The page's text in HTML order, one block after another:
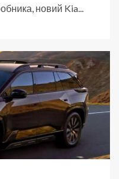
новий Kia...